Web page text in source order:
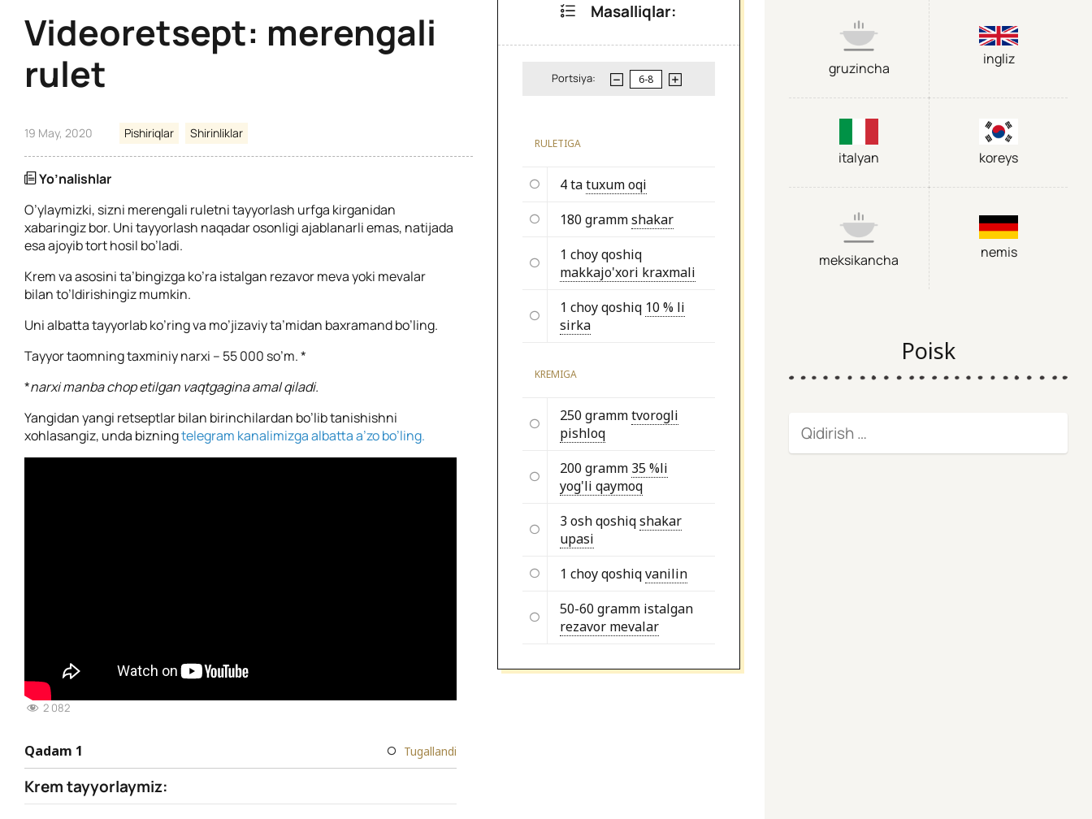
Videoretsept: merengali
rulet
19 May, 2020 Pishiriqlar Shirinliklar
Yo’nalishlar
O’ylaymizki, sizni merengali ruletni tayyorlash urfga kirganidan
xabaringiz bor. Uni tayyorlash naqadar osonligi ajablanarli emas, natijada
esa ajoyib tort hosil bo’ladi.
Krem va asosini ta’bingizga ko’ra istalgan rezavor meva yoki mevalar
bilan to’ldirishingiz mumkin.
Uni albatta tayyorlab ko’ring va mo’jizaviy ta’midan baxramand bo’ling.
Tayyor taomning taxminiy narxi – 55 000 so’m. *
*narxi manba chop etilgan vaqtgagina amal qiladi.
Yangidan yangi retseptlar bilan birinchilardan bo’lib tanishishni
xohlasangiz, unda bizningtelegram kanalimizga albatta a’zo bo’ling.
2 082
Qadam 1 Tugallandi
Krem tayyorlaymiz:
Masalliqlar:
Portsiya:
RULETIGA
4 tatuxum oqi
180 grammshakar
1 choy qoshiq
makkajo'xori kraxmali
1 choy qoshiq 10 % li
sirka
KREMIGA
250 grammtvorogli
pishloq
200 gramm 35 %li
yog'li qaymoq
3 osh qoshiqshakar
upasi
1 choy qoshiqvanilin
50-60 gramm istalgan
rezavor mevalar
gruzincha
ingliz
italyan koreys
meksikancha nemis
Poisk